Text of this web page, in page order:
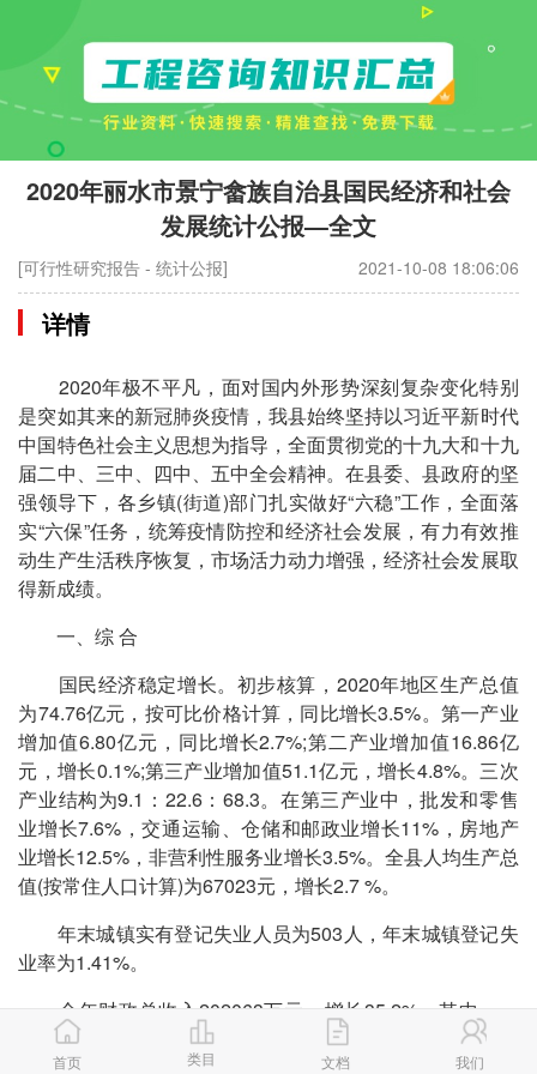
2020年丽水市景宁畲族自治县国民经济和社会
发展统计公报—全文
[可行性研究报告 - 统计公报] 2021-10-08 18:06:06
详情
2020年极不平凡，面对国内外形势深刻复杂变化特别
是突如其来的新冠肺炎疫情，我县始终坚持以习近平新时代
中国特色社会主义思想为指导，全面贯彻党的十九大和十九
届二中、三中、四中、五中全会精神。在县委、县政府的坚
强领导下，各乡镇(街道)部门扎实做好“六稳”工作，全面落
实“六保”任务，统筹疫情防控和经济社会发展，有力有效推
动生产生活秩序恢复，市场活力动力增强，经济社会发展取
得新成绩。
一、综 合
国民经济稳定增长。初步核算，2020年地区生产总值
为74.76亿元，按可比价格计算，同比增长3.5%。第一产业
增加值6.80亿元，同比增长2.7%;第二产业增加值16.86亿
元，增长0.1%;第三产业增加值51.1亿元，增长4.8%。三次
产业结构为9.1：22.6：68.3。在第三产业中，批发和零售
业增长7.6%，交通运输、仓储和邮政业增长11%，房地产
业增长12.5%，非营利性服务业增长3.5%。全县人均生产总
值(按常住人口计算)为67023元，增长2.7 %。
年末城镇实有登记失业人员为503人，年末城镇登记失
业率为1.41%。
全年财政总收入202063万元，增长35.2%，其中，一
般公共预算收入为89586万元，增长28.4%。在一般公共预
算收入中，国内增值税16952万元，改征增值税27360万
首页 类目 文档 我们